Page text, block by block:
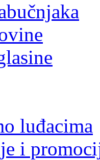
luđacima
i